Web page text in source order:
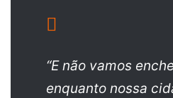
“E não vamos
enquanto nossa